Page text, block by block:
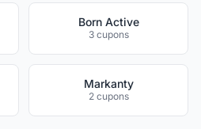
Born Active
3 cupons
Markanty
2 cupons